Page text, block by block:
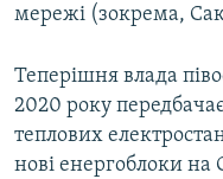
мережі (зокрема,
Теперішня влада
2020 року
теплових
нові енергоблоки на